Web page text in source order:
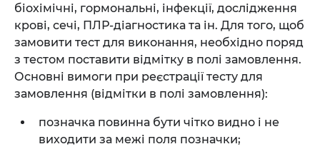
біохімічні, гормональні, інфекції, дослідження
крові, сечі, ПЛР-діагностика та ін. Для того, щоб
замовити тест для виконання, необхідно поряд
з тестом поставити відмітку в полі замовлення.
Основні вимоги при реєстрації тесту для
замовлення (відмітки в полі замовлення):
позначка повинна бути чітко видно і не
виходити за межі поля позначки;